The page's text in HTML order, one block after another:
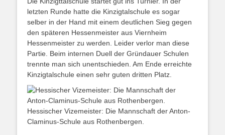
letzten Runde hatte die Kinzigtalschule es sogar
selber in der Hand mit einem deutlichen Sieg gegen
den späteren Hessenmeister aus Viernheim
Hessenmeister zu werden. Leider verlor man diese
Partie. Beim internen Duell der Gründauer Schulen
trennte man sich unentschieden. Am Ende erreichte
Kinzigtalschule einen sehr guten dritten Platz.
Hessischer Vizemeister: Die Mannschaft der Anton-
Claminus-Schule aus Rothenbergen.